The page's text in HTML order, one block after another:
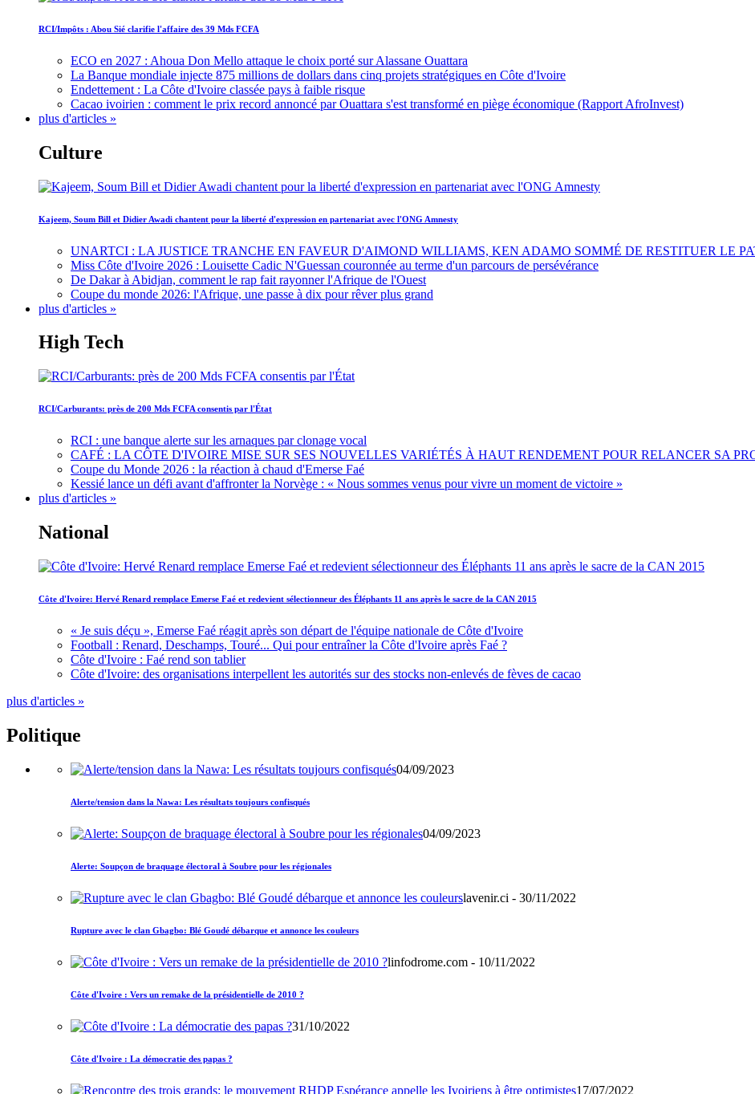
RCI/Impôts : Abou Sié clarifie l'affaire des 39 Mds FCFA
ECO en 2027 : Ahoua Don Mello attaque le choix porté sur Alassane Ouattara
La Banque mondiale injecte 875 millions de dollars dans cinq projets stratégiques en Côte d'Ivoire
Endettement : La Côte d'Ivoire classée pays à faible risque
Cacao ivoirien : comment le prix record annoncé par Ouattara s'est transformé en piège économique (Rapport AfroInvest)
plus d'articles »
Culture
Kajeem, Soum Bill et Didier Awadi chantent pour la liberté d'expression en partenariat avec l'ONG Amnesty
UNARTCI : LA JUSTICE TRANCHE EN FAVEUR D'AIMOND WILLIAMS, KEN ADAMO SOMMÉ DE RESTITUER LE
Miss Côte d'Ivoire 2026 : Louisette Cadic N'Guessan couronnée au terme d'un parcours de persévérance
De Dakar à Abidjan, comment le rap fait rayonner l'Afrique de l'Ouest
Coupe du monde 2026: l'Afrique, une passe à dix pour rêver plus grand
plus d'articles »
High Tech
RCI/Carburants: près de 200 Mds FCFA consentis par l'État
RCI : une banque alerte sur les arnaques par clonage vocal
CAFÉ : LA CÔTE D'IVOIRE MISE SUR SES NOUVELLES VARIÉTÉS À HAUT RENDEMENT POUR RELANCER SA
Coupe du Monde 2026 : la réaction à chaud d'Emerse Faé
Kessié lance un défi avant d'affronter la Norvège : « Nous sommes venus pour vivre un moment de victoire »
plus d'articles »
National
Côte d'Ivoire: Hervé Renard remplace Emerse Faé et redevient sélectionneur des Éléphants 11 ans après le sacre de la CAN 2015
« Je suis déçu », Emerse Faé réagit après son départ de l'équipe nationale de Côte d'Ivoire
Football : Renard, Deschamps, Touré... Qui pour entraîner la Côte d'Ivoire après Faé ?
Côte d'Ivoire : Faé rend son tablier
Côte d'Ivoire: des organisations interpellent les autorités sur des stocks non-enlevés de fèves de cacao
plus d'articles »
Politique
04/09/2023
Alerte/tension dans la Nawa: Les résultats toujours confisqués
04/09/2023
Alerte: Soupçon de braquage électoral à Soubre pour les régionales
lavenir.ci - 30/11/2022
Rupture avec le clan Gbagbo: Blé Goudé débarque et annonce les couleurs
linfodrome.com - 10/11/2022
Côte d'Ivoire : Vers un remake de la présidentielle de 2010 ?
31/10/2022
Côte d'Ivoire : La démocratie des papas ?
17/07/2022